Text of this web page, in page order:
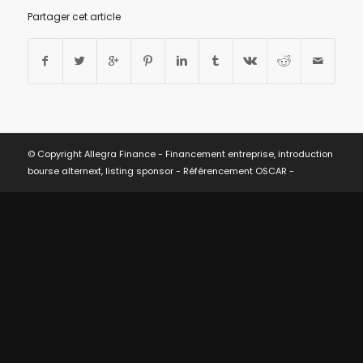
Partager cet article
© Copyright Allegra Finance - Financement entreprise, introduction
bourse alternext, listing sponsor - Référencement OSCAR -